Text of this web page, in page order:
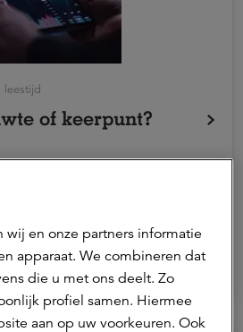
leestijd
of keerpunt?
in het eerste halfjaar van
de houdbaarheid van de
in het Midden-Oosten voor
op financiële markten.
wij en onze partners informatie
apparaat. We combineren dat
die u met ons deelt. Zo
profiel samen. Hiermee
aan op uw voorkeuren. Ook